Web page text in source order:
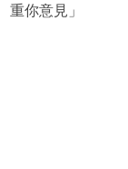
重你意見」